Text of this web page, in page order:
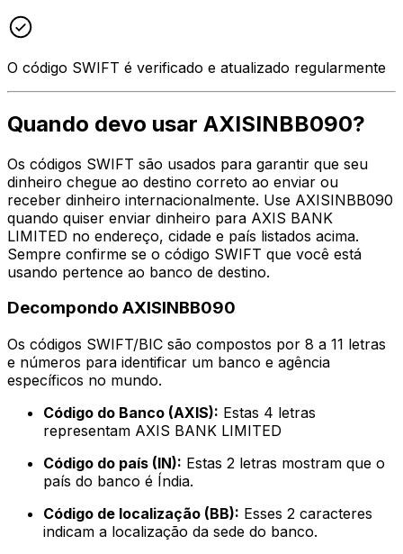
O código SWIFT é verificado e atualizado regularmente
Quando devo usar AXISINBB090?
Os códigos SWIFT são usados para garantir que seu
dinheiro chegue ao destino correto ao enviar ou
receber dinheiro internacionalmente. Use AXISINBB090
quando quiser enviar dinheiro para AXIS BANK
LIMITED no endereço, cidade e país listados acima.
Sempre confirme se o código SWIFT que você está
usando pertence ao banco de destino.
Decompondo AXISINBB090
Os códigos SWIFT/BIC são compostos por 8 a 11 letras
e números para identificar um banco e agência
específicos no mundo.
Código do Banco (AXIS): Estas 4 letras
representam AXIS BANK LIMITED
Código do país (IN): Estas 2 letras mostram que o
país do banco é Índia.
Código de localização (BB): Esses 2 caracteres
indicam a localização da sede do banco.